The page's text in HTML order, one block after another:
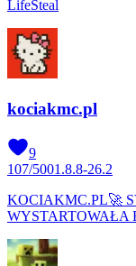
LifeSteal
kociakmc.pl
9
107/5001.8.8-26.2
KOCIAKMC.PL🚀
WYSTARTOWAŁA